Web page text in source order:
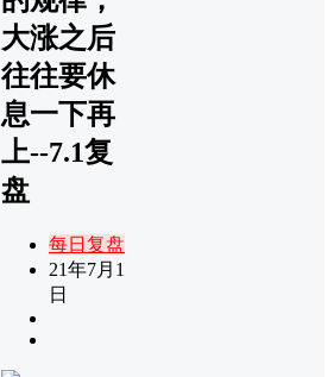
大涨之后
往往要休
息一下再
上--7.1复
盘
每日复盘
21年7月1
日